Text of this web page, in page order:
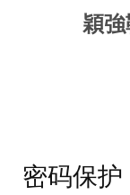
穎
密码保